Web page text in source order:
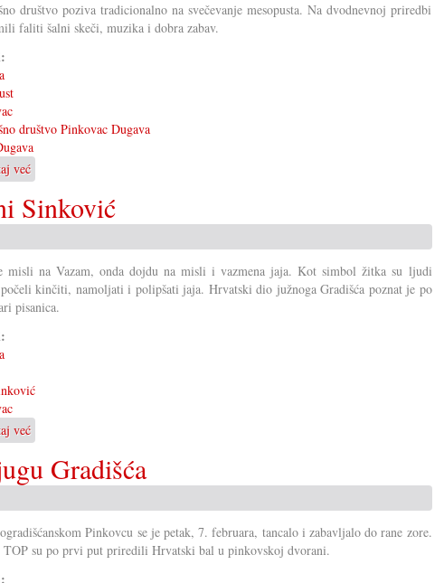
društvo poziva tradicionalno na svečevanje mesopusta. Na dvodnevnoj priredbi
faliti šalni skeči, muzika i dobra zabav.
društvo Pinkovac Dugava
već
Pinkovski
fašinjak
sa
sve
starosti
Sinković
misli na Vazam, onda dojdu na misli i vazmena jaja. Kot simbol žitka su ljudi
kinčiti, namoljati i polipšati jaja. Hrvatski dio južnoga Gradišća poznat je po
pisanica.
već
Po
pisanicu
u
Sinković
Gradišća
Pinkovcu se je petak, 7. februara, tancalo i zabavljalo do rane zore.
su po prvi put priredili Hrvatski bal u pinkovskoj dvorani.